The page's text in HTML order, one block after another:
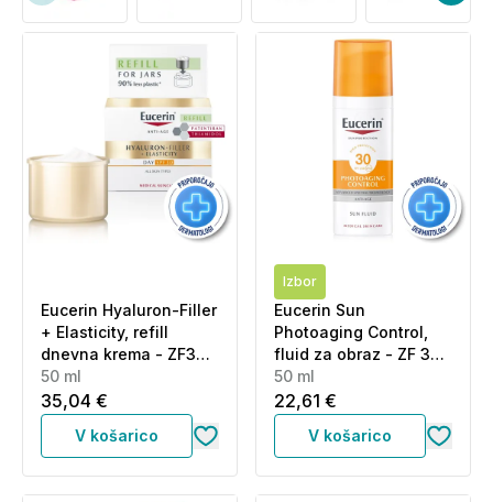
Eucerin Hyaluron-Filler
+ Elasticity, refill
dnevna krema - ZF30
(50 ml)
50 ml
35,04 €
V košarico
Izbor
Eucerin Sun
Photoaging Control,
fluid za obraz - ZF 30
(50 ml)
50 ml
22,61 €
V košarico